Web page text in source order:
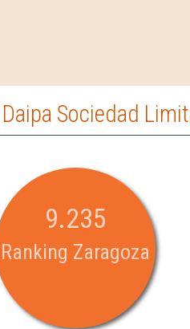
Sociedad
9.235
Ranking Zaragoza